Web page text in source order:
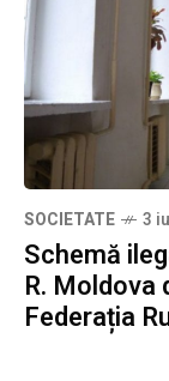
SOCIETATE 3
Schemă
R. Moldova
Federația